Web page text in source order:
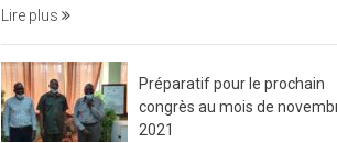
Lire plus
Préparatif pour le prochain
congrès au mois de
2021